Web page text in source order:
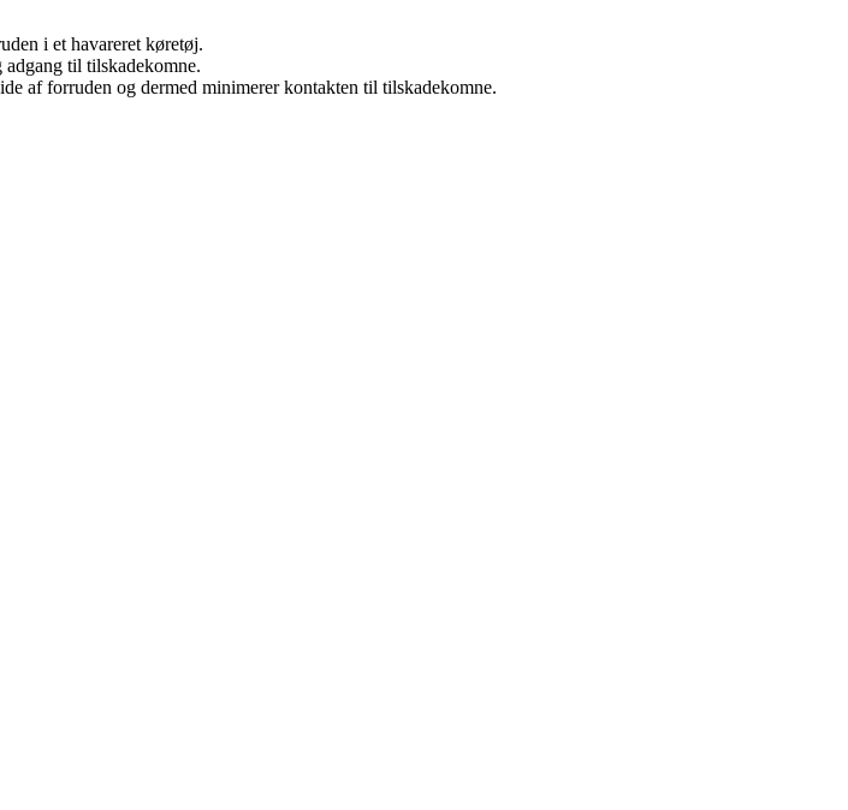
i et havareret køretøj.
til tilskadekomne.
af forruden og dermed minimerer kontakten til tilskadekomne.